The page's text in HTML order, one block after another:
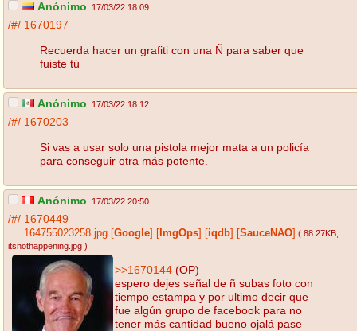
Anónimo 17/03/22 18:09
/#/ 1670197
Recuerda hacer un grafiti con una Ñ para saber que
fuiste tú
Anónimo 17/03/22 18:12
/#/ 1670203
Si vas a usar solo una pistola mejor mata a un policía
para conseguir otra más potente.
Anónimo 17/03/22 20:50
/#/ 1670449
164755023258.jpg Google ImgOps iqdb SauceNAO ( 88.27KB
itsnothappening.jpg )
>>1670144 (OP)
espero dejes señal de ñ subas foto con
tiempo estampa y por ultimo decir que
fue algún grupo de facebook para no
tener más cantidad bueno ojalá pase